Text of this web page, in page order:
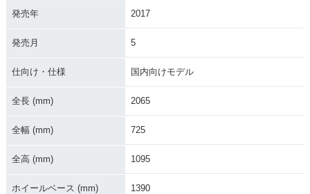
2018年 CBR250RR
ジ
2017年 CBR250RR
R・マイナーチェン
R・カラーチェンジ
発売年 2017
発売月 5
仕向け・仕様 国内向けモデル
全長 (mm) 2065
全幅 (mm) 725
全高 (mm) 1095
ホイールベース (mm) 1390